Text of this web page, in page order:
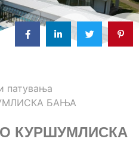
патувања
БАЊА
КУРШУМЛИСКА